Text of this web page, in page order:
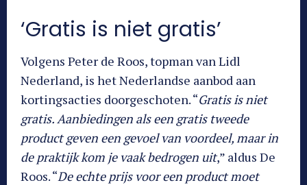
‘Gratis is niet gratis’
Volgens Peter de Roos, topman van Lidl
Nederland, is het Nederlandse aanbod aan
kortingsacties doorgeschoten. “Gratis is niet
gratis. Aanbiedingen als een gratis tweede
product geven een gevoel van voordeel, maar in
de praktijk kom je vaak bedrogen uit,” aldus De
Roos. “De echte prijs voor een product moet